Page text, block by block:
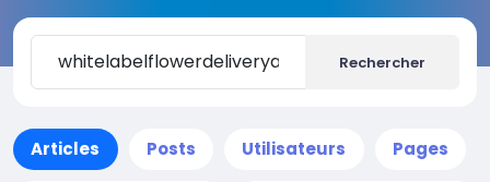
Rechercher
Articles Posts Utilisateurs Pages